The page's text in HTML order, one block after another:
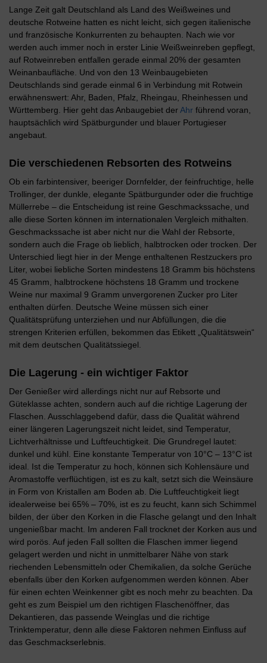
Lange Zeit galt Deutschland als Land des Weißweines und
deutsche Rotweine hatten es nicht leicht, sich gegen italienische
und französische Konkurrenten zu behaupten. Nach wie vor
werden auch immer noch in erster Linie Weißweinreben gepflegt,
auf Rotweinreben entfallen gerade einmal 20% der gesamten
Weinanbaufläche. Und von den 13 Weinbaugebieten
Deutschlands sind gerade einmal 6 in Verbindung mit Rotwein
erwähnenswert: Ahr, Baden, Pfalz, Rheingau, Rheinhessen und
Württemberg. Hier geht das Anbaugebiet derAhr führend voran,
hauptsächlich wird Spätburgunder und blauer Portugieser
angebaut.
Die verschiedenen Rebsorten des Rotweins
Ob ein farbintensiver, beeriger Dornfelder, der feinfruchtige, helle
Trollinger, der dunkle, elegante Spätburgunder oder die fruchtige
Müllerrebe – die Entscheidung ist reine Geschmackssache, und
alle diese Sorten können im internationalen Vergleich mithalten.
Geschmackssache ist aber nicht nur die Wahl der Rebsorte,
sondern auch die Frage ob lieblich, halbtrocken oder trocken. Der
Unterschied liegt hier in der Menge enthaltenen Restzuckers pro
Liter, wobei liebliche Sorten mindestens 18 Gramm bis höchstens
45 Gramm, halbtrockene höchstens 18 Gramm und trockene
Weine nur maximal 9 Gramm unvergorenen Zucker pro Liter
enthalten dürfen. Deutsche Weine müssen sich einer
Qualitätsprüfung unterziehen und nur Abfüllungen, die die
strengen Kriterien erfüllen, bekommen das Etikett „Qualitätswein“
mit dem deutschen Qualitätssiegel.
Die Lagerung - ein wichtiger Faktor
Der Genießer wird allerdings nicht nur auf Rebsorte und
Güteklasse achten, sondern auch auf die richtige Lagerung der
Flaschen. Ausschlaggebend dafür, dass die Qualität während
einer längeren Lagerungszeit nicht leidet, sind Temperatur,
Lichtverhältnisse und Luftfeuchtigkeit. Die Grundregel lautet:
dunkel und kühl. Eine konstante Temperatur von 10°C – 13°C ist
ideal. Ist die Temperatur zu hoch, können sich Kohlensäure und
Aromastoffe verflüchtigen, ist es zu kalt, setzt sich die Weinsäure
in Form von Kristallen am Boden ab. Die Luftfeuchtigkeit liegt
idealerweise bei 65% – 70%, ist es zu feucht, kann sich Schimmel
bilden, der über den Korken in die Flasche gelangt und den Inhalt
ungenießbar macht. Im anderen Fall trocknet der Korken aus und
wird porös. Auf jeden Fall sollten die Flaschen immer liegend
gelagert werden und nicht in unmittelbarer Nähe von stark
riechenden Lebensmitteln oder Chemikalien, da solche Gerüche
ebenfalls über den Korken aufgenommen werden können. Aber
für einen echten Weinkenner gibt es noch mehr zu beachten. Da
geht es zum Beispiel um den richtigen Flaschenöffner, das
Dekantieren, das passende Weinglas und die richtige
Trinktemperatur, denn alle diese Faktoren nehmen Einfluss auf
das Geschmackserlebnis.